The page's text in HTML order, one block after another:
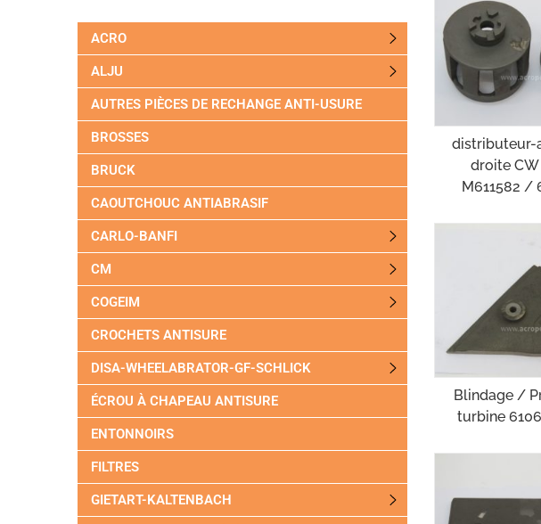
distributeur-
droite
M611582 /
Blindage /
turbine
ACRO
ALJU
AUTRES PIÈCES DE RECHANGE ANTI-USURE
BROSSES
BRUCK
CAOUTCHOUC ANTIABRASIF
CARLO-BANFI
CM
COGEIM
CROCHETS ANTISURE
DISA-WHEELABRATOR-GF-SCHLICK
ÉCROU À CHAPEAU ANTISURE
ENTONNOIRS
FILTRES
GIETART-KALTENBACH